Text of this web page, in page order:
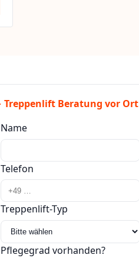
Treppenlift Beratung vor Ort
Name
Telefon
Treppenlift-Typ
Pflegegrad vorhanden?